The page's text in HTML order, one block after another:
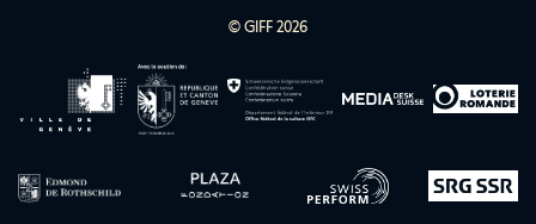
© GIFF 2026